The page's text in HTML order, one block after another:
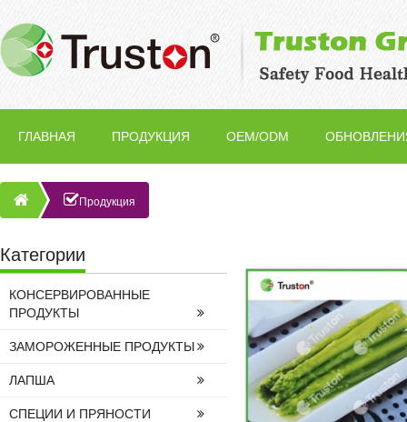
ГЛАВНАЯ ПРОДУКЦИЯ OEM/ODM
Продукция
Категории
КОНСЕРВИРОВАННЫЕ
ПРОДУКТЫ
ЗАМОРОЖЕННЫЕ ПРОДУКТЫ
ЛАПША
СПЕЦИИ И ПРЯНОСТИ